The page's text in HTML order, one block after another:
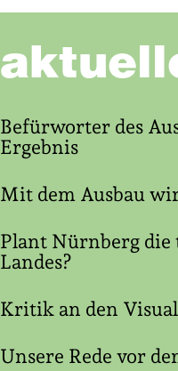
Befürworter des
Ergebnis
Mit dem Ausbau
Plant Nürnberg die
Landes?
Kritik an den
Unsere Rede vor